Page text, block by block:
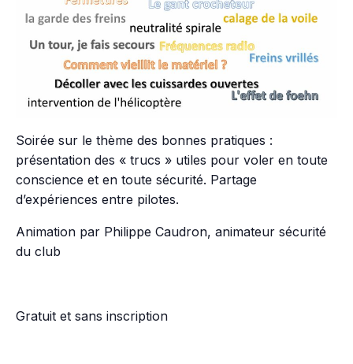
Soirée sur le thème des bonnes pratiques :
présentation des « trucs » utiles pour voler en toute
conscience et en toute sécurité. Partage
d’expériences entre pilotes.
Animation par Philippe Caudron, animateur sécurité
du club
Gratuit et sans inscription